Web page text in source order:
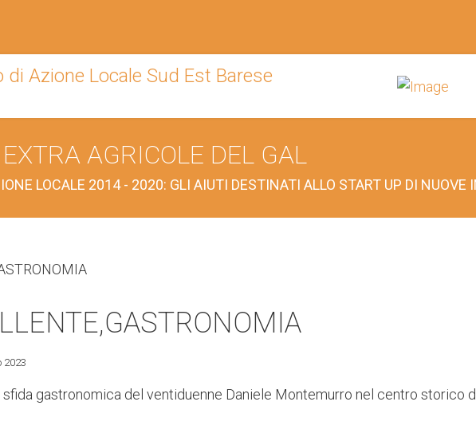
AGRICOLE DEL GAL
LOCALE 2014 - 2020: GLI AIUTI DESTINATI ALLO START UP DI NUOVE
2023
gastronomica del ventiduenne Daniele Montemurro nel centro storico